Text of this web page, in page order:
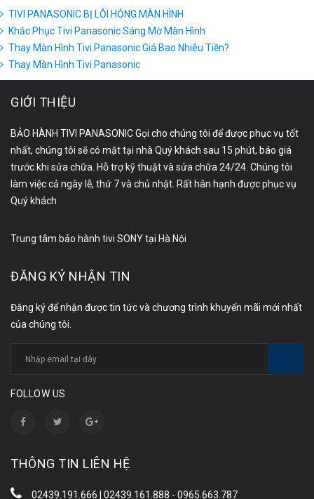
TIVI PANASONIC BỊ LỖI HỎNG MÀN HÌNH
Khắc Phục Tivi Panasonic Sáng Mờ Màn Hình
Thay Màn Hình Tivi Panasonic Giá Bao Nhiêu Tiền?
Thay Màn Hình Tivi Panasonic
GIỚI THIỆU
BẢO HÀNH TIVI PANASONIC Gọi cho chúng tôi để được phục vụ tốt
nhất, chúng tôi sẽ có mặt tại nhà Quý khách sau 15 phút, báo giá
trước khi sửa chữa. Hỗ trợ kỹ thuật và sửa chữa 24/24. Chúng tôi
làm việc cả ngày lễ, thứ 7 và chủ nhật. Rất hân hạnh được phục vụ
Quý khách
Trung tâm bảo hành tivi SONY tại Hà Nội
ĐĂNG KÝ NHẬN TIN
Đăng ký để nhận được tin tức và chương trình khuyến mãi mới nhất
của chúng tôi.
FOLLOW US
THÔNG TIN LIÊN HỆ
02439.191.666 | 02439.161.888 - 0965.663.787